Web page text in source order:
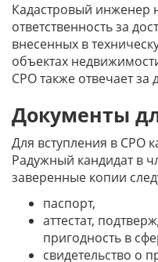
Кадастровый инженер
ответственность за
внесенных в
объектах
СРО также отвечает за
Документы
Для вступления в СРО
Радужный кандидат в
заверенные копии
паспорт,
аттестат,
пригодность в
свидетельство о